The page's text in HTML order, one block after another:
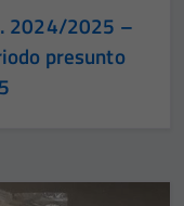
2024/2025 –
presunto